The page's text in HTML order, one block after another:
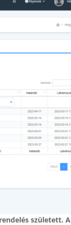
született. A